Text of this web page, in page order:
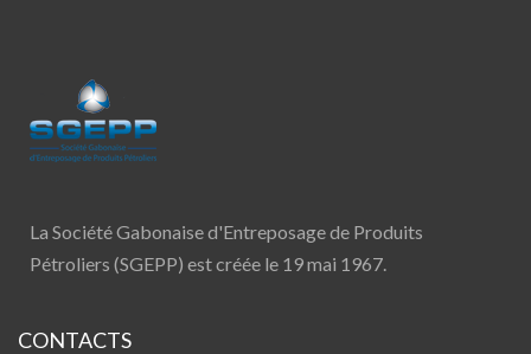
La Société Gabonaise d'Entreposage de Produits
Pétroliers (SGEPP) est créée le 19 mai 1967.
CONTACTS